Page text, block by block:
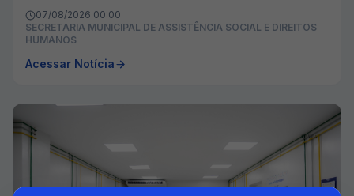
07/08/2026 00:00
SECRETARIA MUNICIPAL DE ASSISTÊNCIA SOCIAL E DIREITOS
HUMANOS
Acessar Notícia